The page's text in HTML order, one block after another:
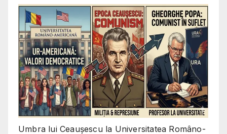
Umbra lui Ceaușescu la Universitatea Româno-